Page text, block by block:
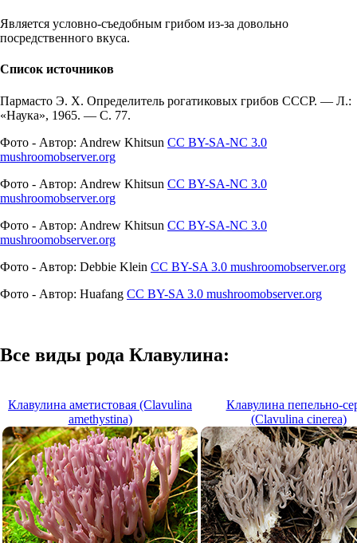
Является условно-съедобным грибом из-за довольно
посредственного вкуса.
Список источников
Пармасто Э. Х. Определитель рогатиковых грибов СССР. — Л.:
«Наука», 1965. — С. 77.
Фото - Автор: Andrew Khitsun CC BY-SA-NC 3.0
mushroomobserver.org
Фото - Автор: Andrew Khitsun CC BY-SA-NC 3.0
mushroomobserver.org
Фото - Автор: Andrew Khitsun CC BY-SA-NC 3.0
mushroomobserver.org
Фото - Автор: Debbie Klein CC BY-SA 3.0 mushroomobserver.org
Фото - Автор: Huafang CC BY-SA 3.0 mushroomobserver.org
Все виды рода Клавулина:
Клавулина аметистовая (Clavulina
amethystina)
Клавулина пепельно-
(Clavulina cinerea)